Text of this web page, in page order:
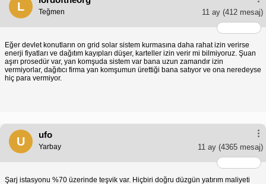
L 11 ay (412 mesaj)
Teğmen
Eğer devlet konutların on grid solar sistem kurmasına daha rahat izin verirse
enerji fiyatları ve dağıtım kayıpları düşer, karteller izin verir mi bilmiyoruz. Şuan
aşırı prosedür var, yan komşuda sistem var bana uzun zamandır izin
vermiyorlar, dağıtıcı firma yan komşumun ürettiği bana satıyor ve ona neredeyse
hiç para vermiyor.
U
ufo
11 ay (4365 mesaj)
Yarbay
Şarj istasyonu %70 üzerinde teşvik var. Hiçbiri doğru düzgün yatırım maliyeti